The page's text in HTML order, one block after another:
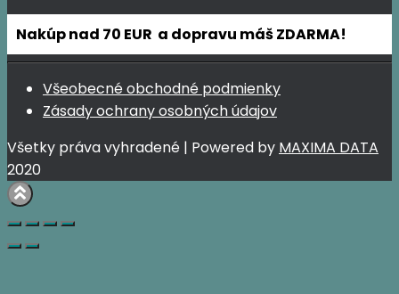
Nakúp nad 70 EUR a dopravu máš ZDARMA!
Všeobecné obchodné podmienky
Zásady ochrany osobných údajov
Všetky práva vyhradené | Powered by MAXIMA DATA
2020